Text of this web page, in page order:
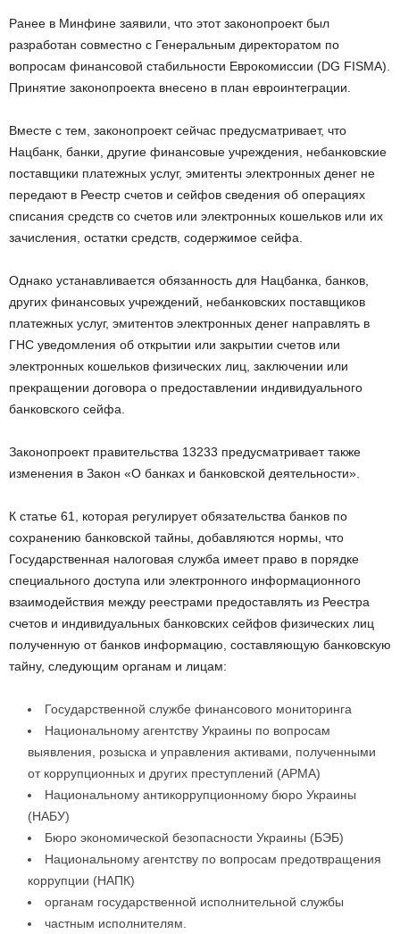
Ранее в Минфине заявили, что этот законопроект был
разработан совместно с Генеральным директоратом по
вопросам финансовой стабильности Еврокомиссии (DG FISMA).
Принятие законопроекта внесено в план евроинтеграции.
Вместе с тем, законопроект сейчас предусматривает, что
Нацбанк, банки, другие финансовые учреждения, небанковские
поставщики платежных услуг, эмитенты электронных денег не
передают в Реестр счетов и сейфов сведения об операциях
списания средств со счетов или электронных кошельков или их
зачисления, остатки средств, содержимое сейфа.
Однако устанавливается обязанность для Нацбанка, банков,
других финансовых учреждений, небанковских поставщиков
платежных услуг, эмитентов электронных денег направлять в
ГНС уведомления об открытии или закрытии счетов или
электронных кошельков физических лиц, заключении или
прекращении договора о предоставлении индивидуального
банковского сейфа.
Законопроект правительства 13233 предусматривает также
изменения в Закон «О банках и банковской деятельности».
К статье 61, которая регулирует обязательства банков по
сохранению банковской тайны, добавляются нормы, что
Государственная налоговая служба имеет право в порядке
специального доступа или электронного информационного
взаимодействия между реестрами предоставлять из Реестра
счетов и индивидуальных банковских сейфов физических лиц
полученную от банков информацию, составляющую банковскую
тайну, следующим органам и лицам:
Государственной службе финансового мониторинга
Национальному агентству Украины по вопросам
выявления, розыска и управления активами, полученными
от коррупционных и других преступлений (АРМА)
Национальному антикоррупционному бюро Украины
(НАБУ)
Бюро экономической безопасности Украины (БЭБ)
Национальному агентству по вопросам предотвращения
коррупции (НАПК)
органам государственной исполнительной службы
частным исполнителям.